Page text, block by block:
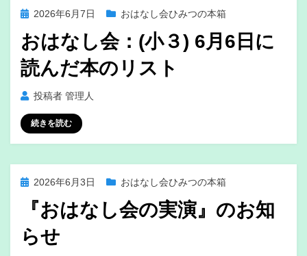
投
日:
2026年6月7日 おはなし会ひみつの本箱
おはなし会：(小３) 6月6日に
読んだ本のリスト
投稿者 管理人
続きを読む
投 2026年6月3日 おはなし会ひみつの本箱
『おはなし会の実演』のお知
らせ